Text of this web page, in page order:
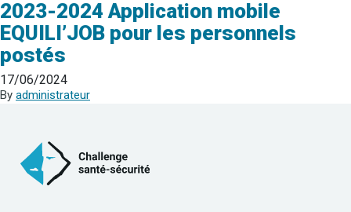
2023-2024 Application mobile
EQUILI’JOB pour les personnels
postés
17/06/2024
By administrateur